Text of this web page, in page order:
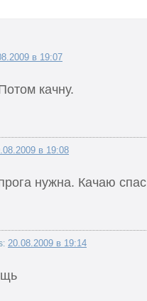
в 19:07
качну.
в 19:08
нужна. Качаю
20.08.2009 в 19:14